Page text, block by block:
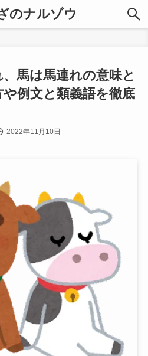
のナルゾウ
馬は馬連れの意味と
例文と類義語を徹底
2022年11月10日